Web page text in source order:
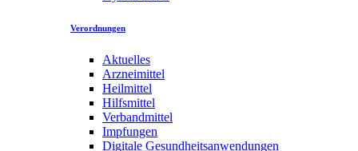
Verordnungen
Aktuelles
Arzneimittel
Heilmittel
Hilfsmittel
Verbandmittel
Impfungen
Digitale Gesundheitsanwendungen